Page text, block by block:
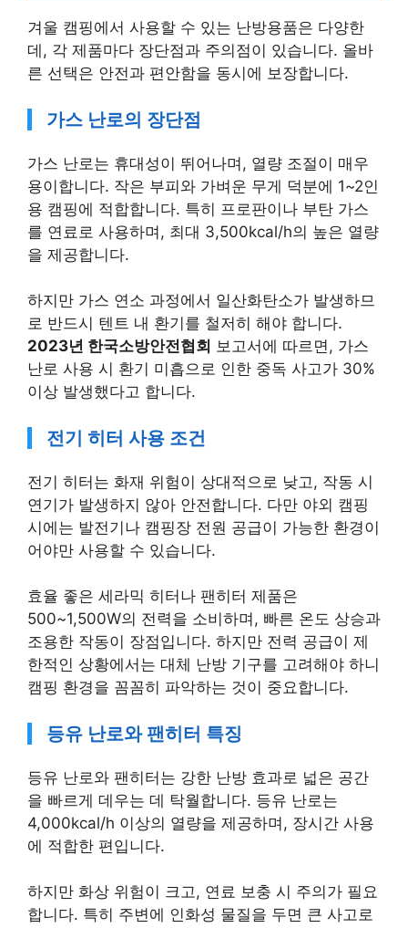
겨울 캠핑에서 사용할 수 있는 난방용품은 다양한
데, 각 제품마다 장단점과 주의점이 있습니다. 올바
른 선택은 안전과 편안함을 동시에 보장합니다.
가스 난로의 장단점
가스 난로는 휴대성이 뛰어나며, 열량 조절이 매우
용이합니다. 작은 부피와 가벼운 무게 덕분에 1~2인
용 캠핑에 적합합니다. 특히 프로판이나 부탄 가스
를 연료로 사용하며, 최대 3,500kcal/h의 높은 열량
을 제공합니다.
하지만 가스 연소 과정에서 일산화탄소가 발생하므
로 반드시 텐트 내 환기를 철저히 해야 합니다.
2023년 한국소방안전협회 보고서에 따르면, 가스
난로 사용 시 환기 미흡으로 인한 중독 사고가 30%
이상 발생했다고 합니다.
전기 히터 사용 조건
전기 히터는 화재 위험이 상대적으로 낮고, 작동 시
연기가 발생하지 않아 안전합니다. 다만 야외 캠핑
시에는 발전기나 캠핑장 전원 공급이 가능한 환경이
어야만 사용할 수 있습니다.
효율 좋은 세라믹 히터나 팬히터 제품은
500~1,500W의 전력을 소비하며, 빠른 온도 상승과
조용한 작동이 장점입니다. 하지만 전력 공급이 제
한적인 상황에서는 대체 난방 기구를 고려해야 하니
캠핑 환경을 꼼꼼히 파악하는 것이 중요합니다.
등유 난로와 팬히터 특징
등유 난로와 팬히터는 강한 난방 효과로 넓은 공간
을 빠르게 데우는 데 탁월합니다. 등유 난로는
4,000kcal/h 이상의 열량을 제공하며, 장시간 사용
에 적합한 편입니다.
하지만 화상 위험이 크고, 연료 보충 시 주의가 필요
합니다. 특히 주변에 인화성 물질을 두면 큰 사고로